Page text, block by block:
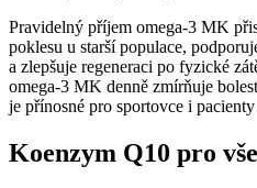
Pravidelný příjem omega-3 MK
poklesu u starší populace,
a zlepšuje regeneraci po fyzické
omega-3 MK denně zmírňuje
je přínosné pro sportovce i
Koenzym Q10 pro